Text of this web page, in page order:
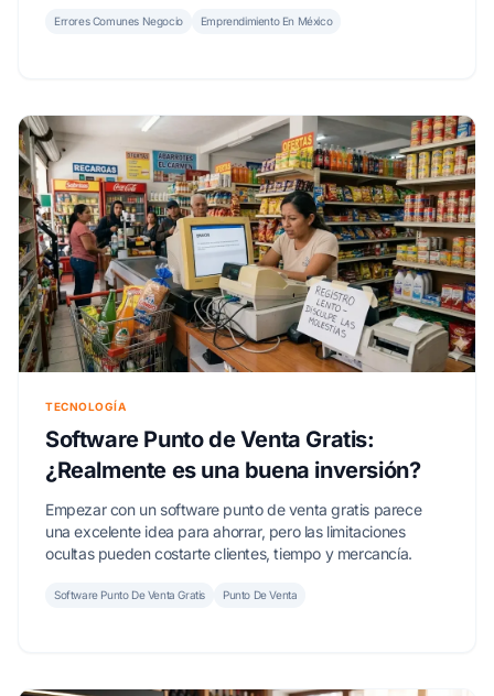
Errores Comunes Negocio Emprendimiento En México
TECNOLOGÍA
Software Punto de Venta Gratis:
¿Realmente es una buena inversión?
Empezar con un software punto de venta gratis parece
una excelente idea para ahorrar, pero las limitaciones
ocultas pueden costarte clientes, tiempo y mercancía.
Software Punto De Venta Gratis Punto De Venta